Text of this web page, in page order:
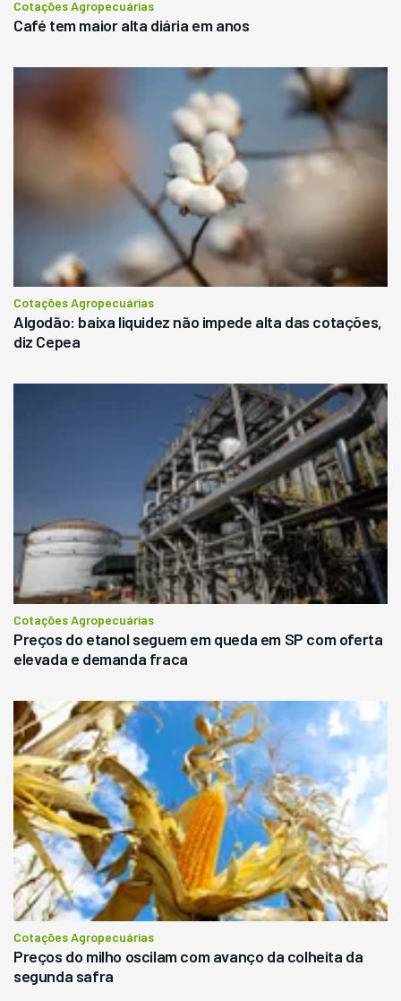
Cotações Agropecuárias
Café tem maior alta diária em anos
Cotações Agropecuárias
Algodão: baixa liquidez não impede alta das cotações,
diz Cepea
Cotações Agropecuárias
Preços do etanol seguem em queda em SP com oferta
elevada e demanda fraca
Cotações Agropecuárias
Preços do milho oscilam com avanço da colheita da
segunda safra